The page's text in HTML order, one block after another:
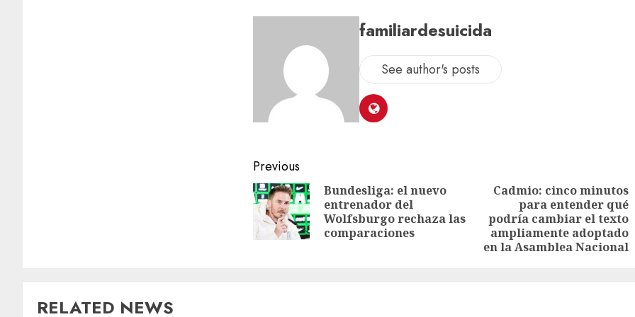
familiardesuicida
See author's posts
Previous
Bundesliga: el nuevo
entrenador del
Wolfsburgo rechaza las
comparaciones
Cadmio: cinco minutos
para entender qué
podría cambiar el texto
ampliamente adoptado
en la Asamblea Nacional
RELATED NEWS